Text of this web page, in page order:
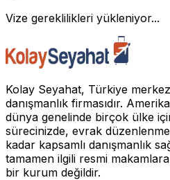
Vize gereklilikleri yükleniyor...
Kolay Seyahat, Türkiye
danışmanlık firmasıdır.
dünya genelinde birçok ülke
sürecinizde, evrak
kadar kapsamlı danışmanlık
tamamen ilgili resmi
bir kurum değildir.